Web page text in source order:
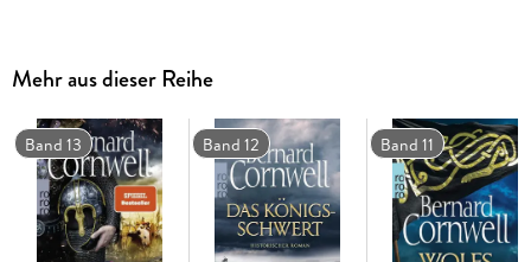
Mehr aus dieser Reihe
Band 13 Band 12 Band 11